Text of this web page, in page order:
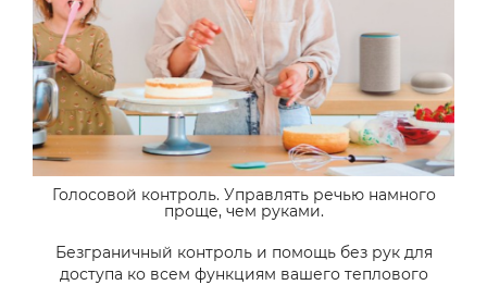
Голосовой контроль. Управлять речью намного
проще, чем руками.
Безграничный контроль и помощь без рук для
доступа ко всем функциям вашего теплового